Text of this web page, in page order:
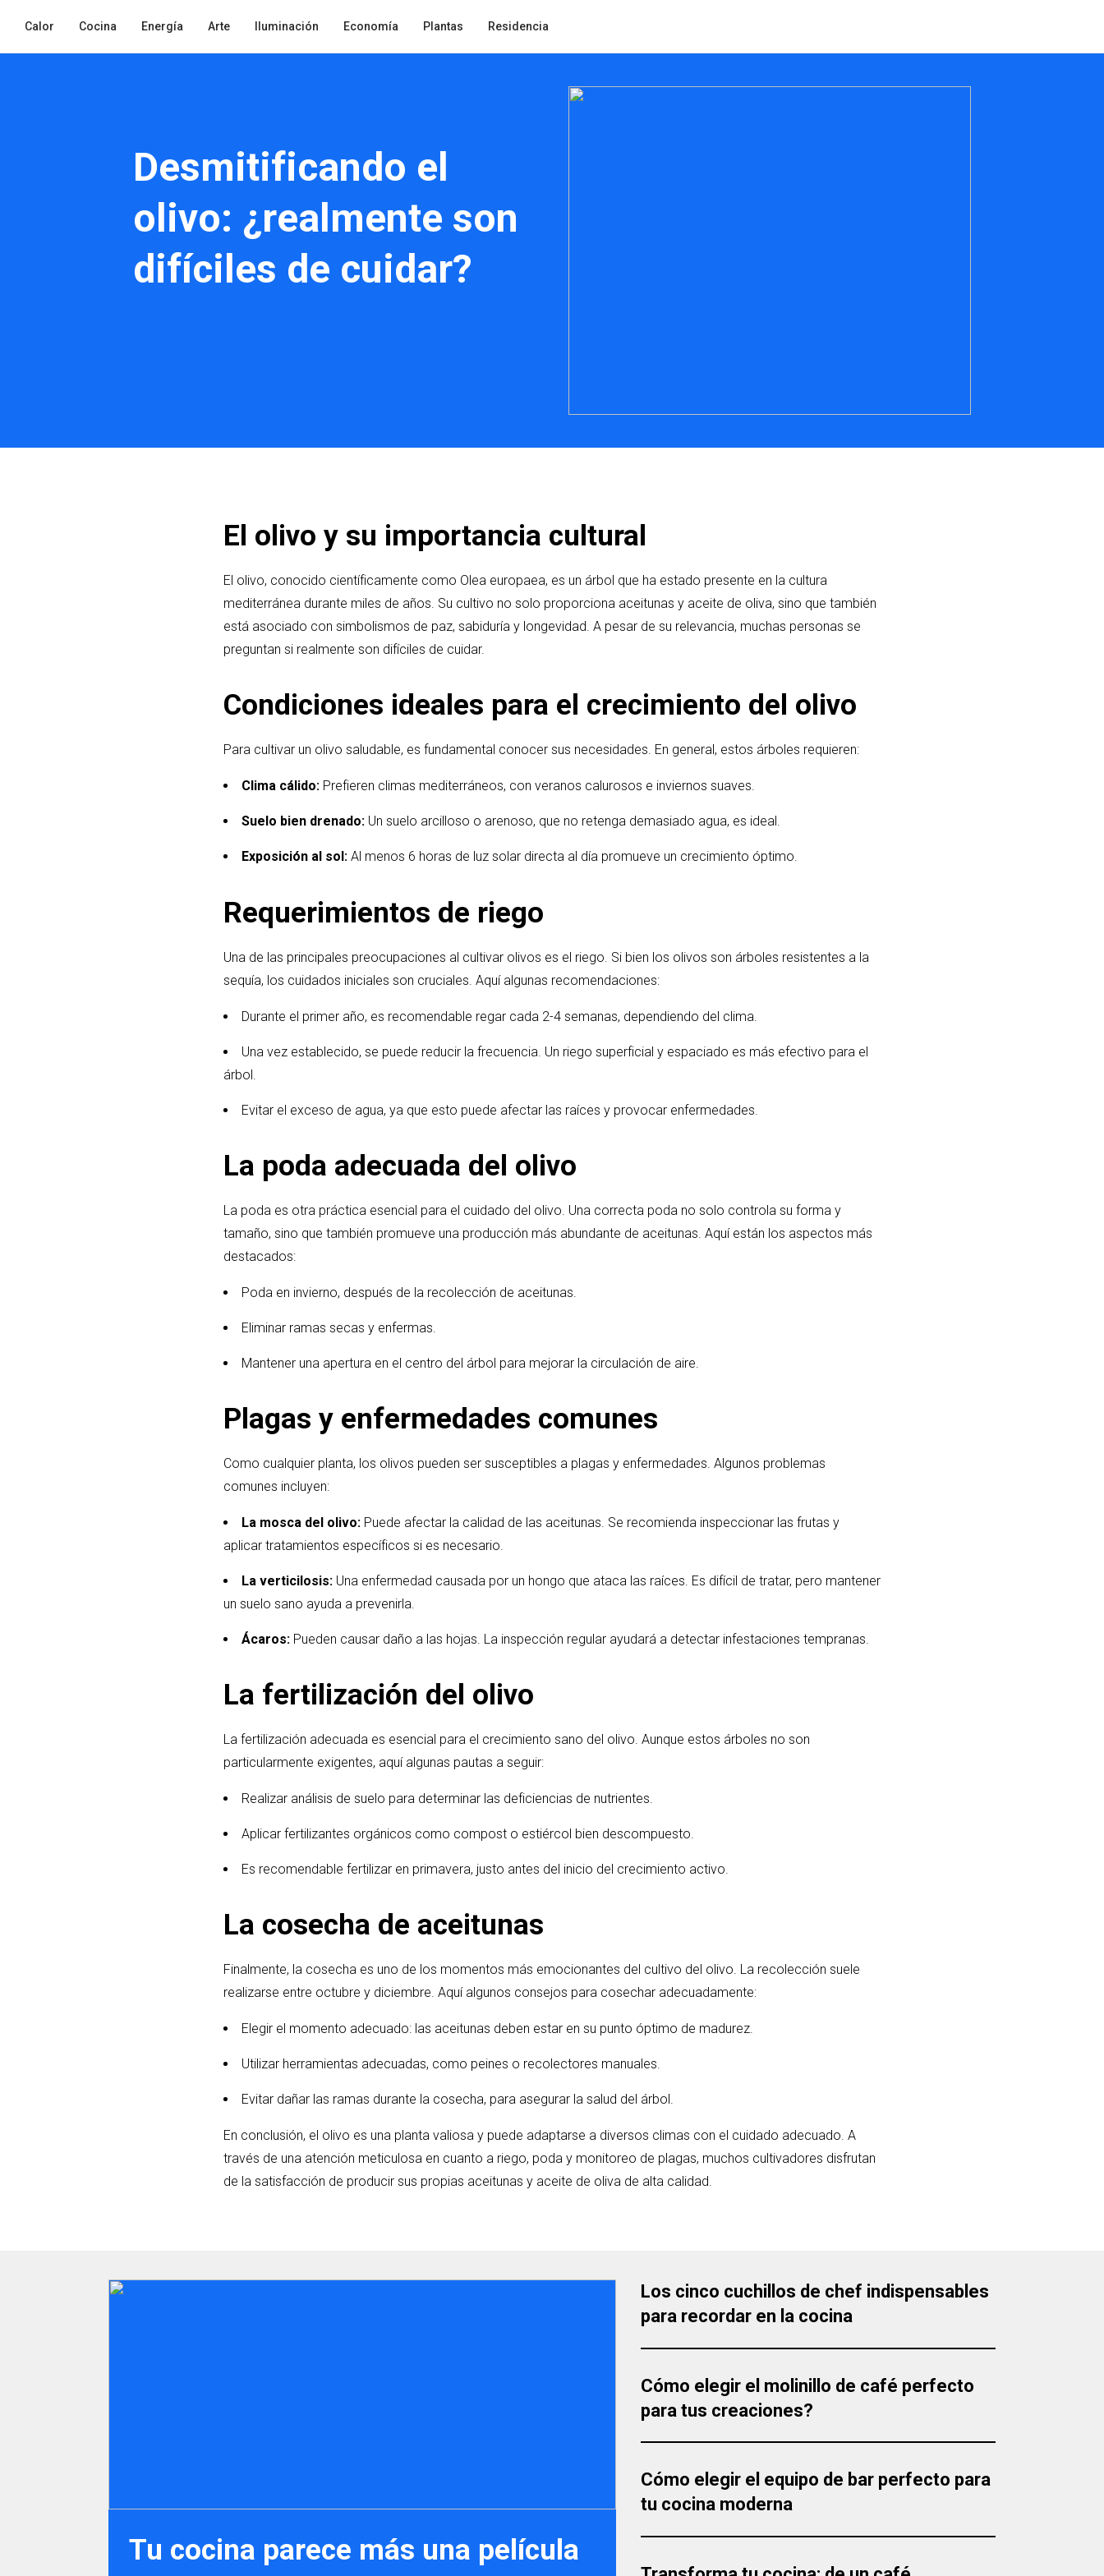
Calor Cocina Energía Arte Iluminación Economía Plantas Residencia
Desmitificando el
olivo: ¿realmente son
difíciles de cuidar?
El olivo y su importancia cultural
El olivo, conocido científicamente como Olea europaea, es un árbol que ha estado presente en la cultura
mediterránea durante miles de años. Su cultivo no solo proporciona aceitunas y aceite de oliva, sino que también
está asociado con simbolismos de paz, sabiduría y longevidad. A pesar de su relevancia, muchas personas se
preguntan si realmente son difíciles de cuidar.
Condiciones ideales para el crecimiento del olivo
Para cultivar un olivo saludable, es fundamental conocer sus necesidades. En general, estos árboles requieren:
Clima cálido: Prefieren climas mediterráneos, con veranos calurosos e inviernos suaves.
Suelo bien drenado: Un suelo arcilloso o arenoso, que no retenga demasiado agua, es ideal.
Exposición al sol: Al menos 6 horas de luz solar directa al día promueve un crecimiento óptimo.
Requerimientos de riego
Una de las principales preocupaciones al cultivar olivos es el riego. Si bien los olivos son árboles resistentes a la
sequía, los cuidados iniciales son cruciales. Aquí algunas recomendaciones:
Durante el primer año, es recomendable regar cada 2-4 semanas, dependiendo del clima.
Una vez establecido, se puede reducir la frecuencia. Un riego superficial y espaciado es más efectivo para el
árbol.
Evitar el exceso de agua, ya que esto puede afectar las raíces y provocar enfermedades.
La poda adecuada del olivo
La poda es otra práctica esencial para el cuidado del olivo. Una correcta poda no solo controla su forma y
tamaño, sino que también promueve una producción más abundante de aceitunas. Aquí están los aspectos más
destacados:
Poda en invierno, después de la recolección de aceitunas.
Eliminar ramas secas y enfermas.
Mantener una apertura en el centro del árbol para mejorar la circulación de aire.
Plagas y enfermedades comunes
Como cualquier planta, los olivos pueden ser susceptibles a plagas y enfermedades. Algunos problemas
comunes incluyen:
La mosca del olivo: Puede afectar la calidad de las aceitunas. Se recomienda inspeccionar las frutas y
aplicar tratamientos específicos si es necesario.
La verticilosis: Una enfermedad causada por un hongo que ataca las raíces. Es difícil de tratar, pero mantener
un suelo sano ayuda a prevenirla.
Ácaros: Pueden causar daño a las hojas. La inspección regular ayudará a detectar infestaciones tempranas.
La fertilización del olivo
La fertilización adecuada es esencial para el crecimiento sano del olivo. Aunque estos árboles no son
particularmente exigentes, aquí algunas pautas a seguir:
Realizar análisis de suelo para determinar las deficiencias de nutrientes.
Aplicar fertilizantes orgánicos como compost o estiércol bien descompuesto.
Es recomendable fertilizar en primavera, justo antes del inicio del crecimiento activo.
La cosecha de aceitunas
Finalmente, la cosecha es uno de los momentos más emocionantes del cultivo del olivo. La recolección suele
realizarse entre octubre y diciembre. Aquí algunos consejos para cosechar adecuadamente:
Elegir el momento adecuado: las aceitunas deben estar en su punto óptimo de madurez.
Utilizar herramientas adecuadas, como peines o recolectores manuales.
Evitar dañar las ramas durante la cosecha, para asegurar la salud del árbol.
En conclusión, el olivo es una planta valiosa y puede adaptarse a diversos climas con el cuidado adecuado. A
través de una atención meticulosa en cuanto a riego, poda y monitoreo de plagas, muchos cultivadores disfrutan
de la satisfacción de producir sus propias aceitunas y aceite de oliva de alta calidad.
Tu cocina parece más una película
Los cinco cuchillos de chef indispensables
para recordar en la cocina
Cómo elegir el molinillo de café perfecto
para tus creaciones?
Cómo elegir el equipo de bar perfecto para
tu cocina moderna